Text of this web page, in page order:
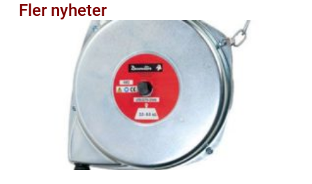
Fler nyheter